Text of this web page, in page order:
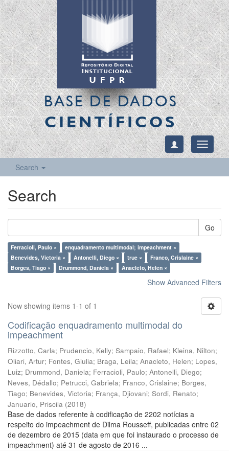
BASE DE DADOS
CIENTÍFICOS
Toggle
Search
Search
Go
Ferracioli, Paulo ×
enquadramento multimodal; impeachment ×
Benevides, Victoria ×
Antonelli, Diego × true ×
Franco, Crislaine ×
Borges, Tiago ×
Drummond, Daniela × Anacleto, Helen ×
Show Advanced Filters
Now showing items 1-1 of 1
Codificação enquadramento multimodal do
impeachment
Rizzotto, Carla; Prudencio, Kelly; Sampaio, Rafael; Kleina, Nilton;
Oliari, Artur; Fontes, Giulia; Braga, Leila; Anacleto, Helen; Lopes,
Luiz; Drummond, Daniela; Ferracioli, Paulo; Antonelli, Diego;
Neves, Dédallo; Petrucci, Gabriela; Franco, Crislaine; Borges,
Tiago; Benevides, Victoria; França, Djiovani; Sordi, Renato;
Januario, Priscila (2018)
Base de dados referente à codificação de 2202 notícias a
respeito do impeachment de Dilma Rousseff, publicadas entre 02
de dezembro de 2015 (data em que foi instaurado o processo de
impeachment) até 31 de agosto de 2016 ...